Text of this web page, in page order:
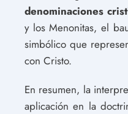
denominaciones
y los Menonitas, el
simbólico que
con Cristo.
En resumen, la
aplicación en la